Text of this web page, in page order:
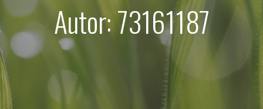
Autor: 73161187